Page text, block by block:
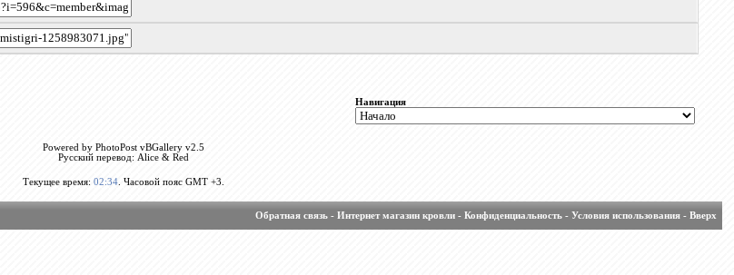
Навигация
Powered by PhotoPost vBGallery v2.5
Русский перевод: Alice & Red
Текущее время: 02:34. Часовой пояс GMT +3.
Обратная связь- Интернет магазин кровли- Конфиденциальность- Условия использования- Вверх